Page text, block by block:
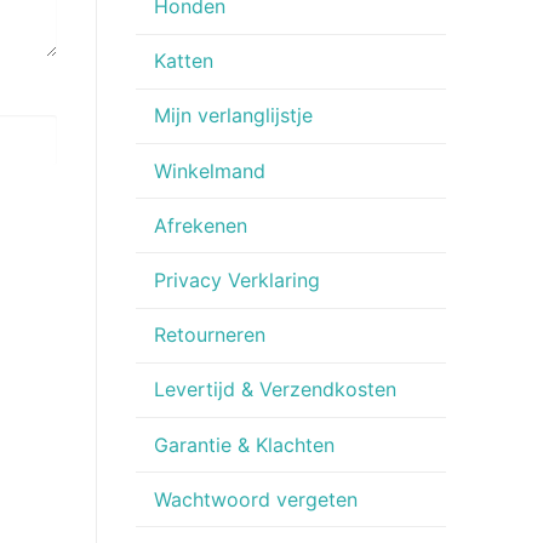
Honden
Katten
Mijn verlanglijstje
Winkelmand
Afrekenen
Privacy Verklaring
Retourneren
Levertijd & Verzendkosten
Garantie & Klachten
Wachtwoord vergeten